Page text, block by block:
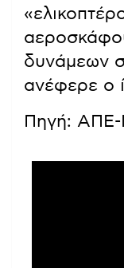
δυνάμεων
ανέφερε ο
Πηγή: